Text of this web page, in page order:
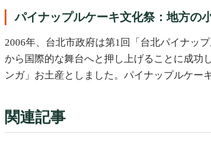
パイナップルケーキ文化祭：地方の
2006年、台北市政府は第1回「台北パイナッ
から国際的な舞台へと押し上げることに成功
ンガ」お土産としました。パイナップルケー
関連記事